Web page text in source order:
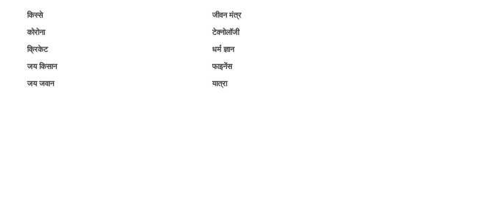
किस्से
कोरोना
क्रिकेट
जय किसान
जय जवान
जीवन मंत्र
टेक्नोलॉजी
धर्म ज्ञान
फाइनेंस
यात्रा